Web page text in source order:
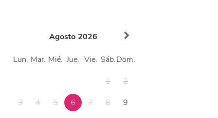
Agosto 2026
Lun. Mar. Mié. Jue. Vie. Sáb.Dom.
1
2
3
4 5 6 7 8
9